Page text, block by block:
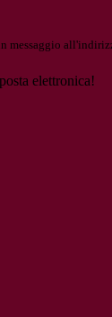
messaggio
elettronica!